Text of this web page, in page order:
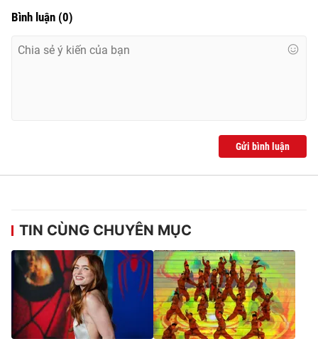
Liên hệ tòa soạn
Giấy phép hoạt động báo in và báo điện tử số 483/GP-BTTTT
cấp ngày 29/12/2023
Tổng Biên tập:Vũ Thanh Thủy
Phó Tổng Biên tập:Nguyễn Thị Mỹ Hạnh, Phạm Quốc Thắng,
Nguyễn Trọng Ninh
Tổng đài VTV:024.38 355 931 - 024.38 355 932
Bình luận (0)
Gửi bình luận
TIN CÙNG CHUYÊN MỤC